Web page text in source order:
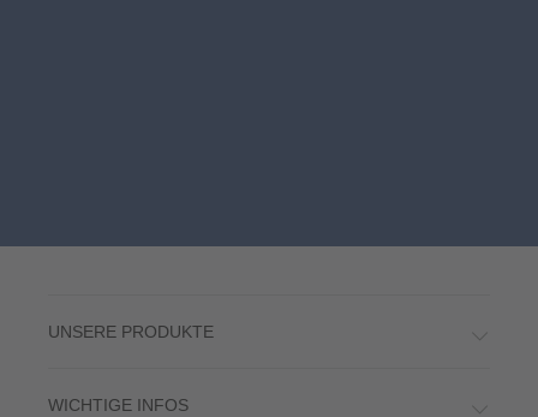
UNSERE PRODUKTE
WICHTIGE INFOS